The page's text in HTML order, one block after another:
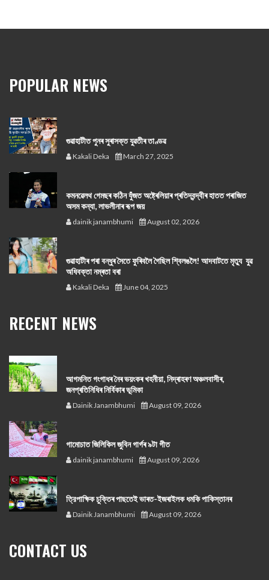
POPULAR NEWS
গুৱাহাটীত পুনৰ সুৰাসক্ত যুৱতীৰ তাণ্ডৱ
Kakali Deka March 27, 2025
কমনৱেলথ গেমছৰ কঠিন যুঁজত অষ্ট্ৰেলিয়াৰ প্ৰতিদ্বন্দ্বীৰ হাতত পৰাজিত
অসম কন্যা, লাভলীনাৰ ৰূপ জয়
dainik janambhumi August 02, 2026
গুৱাহাটীৰ পৰা বন্ধুৰ সৈতে ফুৰিবলৈ গৈছিল শ্বিলঙলৈ! আদবাটতে মৃত্যু যুৱ
অধিবক্তা নম্ৰতা বৰা
Kakali Deka June 04, 2025
RECENT NEWS
আগমনিত গংগাধৰ নৈৰ ভয়ংকৰ খহনীয়া, নিদ্ৰাহৰণ অঞ্চলবাসীৰ,
জনপ্ৰতিনিধিৰ নিৰ্বিকাৰ ভূমিকা
Dainik Janambhumi August 09, 2026
গামোচাত জিলিকিল জুবিন গাৰ্গৰ ৯টা গীত
dainik janambhumi August 09, 2026
ত্রিপাক্ষিক চুক্তিৰ পাছতেই ভাৰত-ইজৰাইলক ধমকি পাকিস্তানৰ
Dainik Janambhumi August 09, 2026
CONTACT US